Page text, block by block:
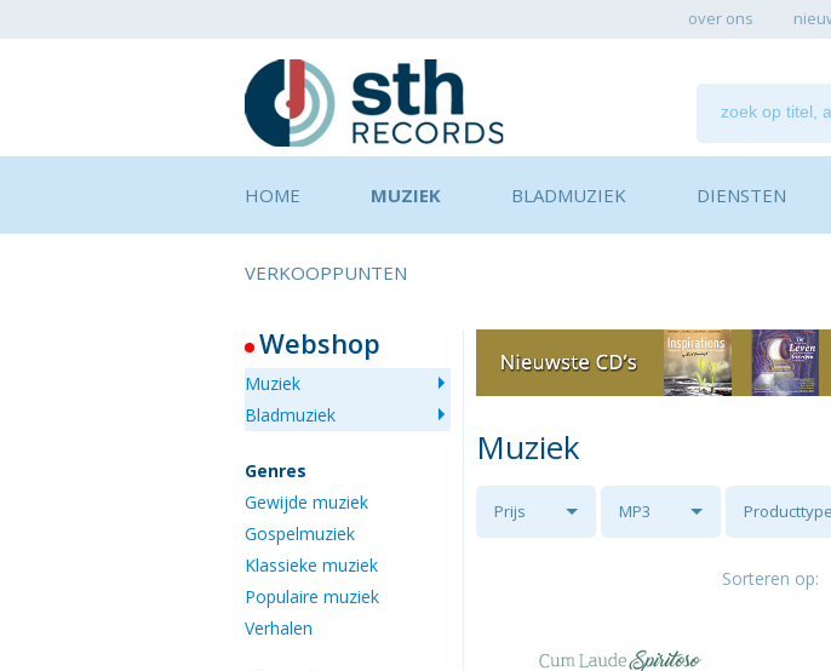
over ons
HOME MUZIEK BLADMUZIEK DIENSTEN
VERKOOPPUNTEN
Webshop
Muziek
Bladmuziek
Genres
Gewijde muziek
Gospelmuziek
Klassieke muziek
Populaire muziek
Verhalen
Muziek
Prijs MP3 Producttype
Sorteren op: